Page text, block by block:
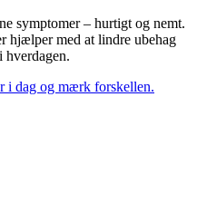
symptomer – hurtigt og nemt.
hjælper med at lindre ubehag
hverdagen.
i dag og mærk forskellen.